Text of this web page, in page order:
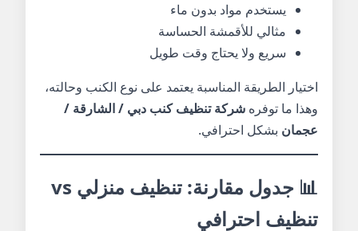
يستخدم مواد بدون ماء
مثالي للأقمشة الحساسة
سريع ولا يحتاج وقت طويل
اختيار الطريقة المناسبة يعتمد على نوع الكنب وحالته،
وهذا ما توفره شركة تنظيف كنب دبي / الشارقة /
عجمان بشكل احترافي.
📊 جدول مقارنة: تنظيف منزلي vs
تنظيف احترافي